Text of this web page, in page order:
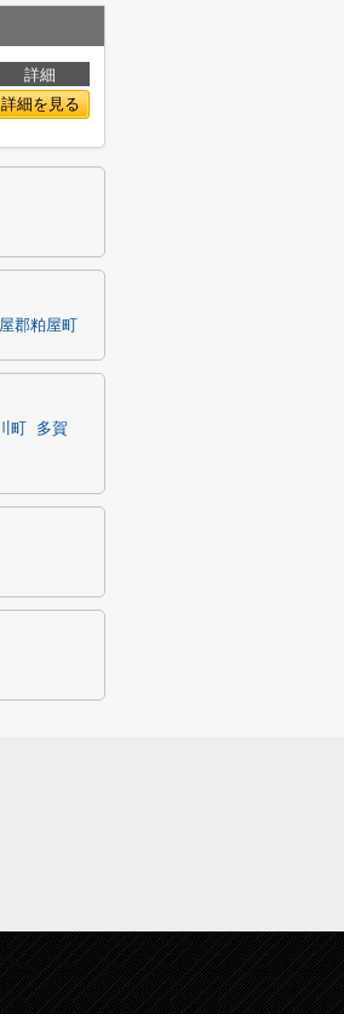
詳細
詳細を見る
郡粕屋町
町
多賀